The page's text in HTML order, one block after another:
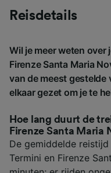
Reisdetails
Wil je meer weten over
Firenze Santa Maria
van de meest gestelde
elkaar gezet om je te
Hoe lang duurt de
Firenze Santa Maria
De gemiddelde
Termini en Firenze